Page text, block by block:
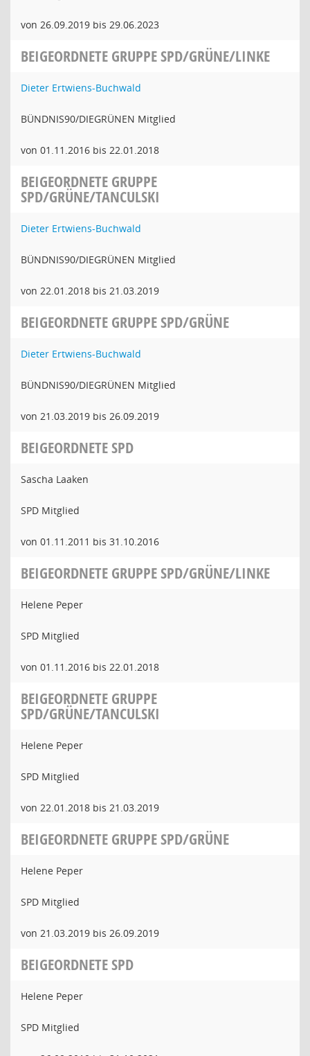
von 26.09.2019 bis 29.06.2023
BEIGEORDNETE GRUPPE SPD/GRÜNE/LINKE
Dieter Ertwiens-Buchwald
BÜNDNIS90/DIEGRÜNEN Mitglied
von 01.11.2016 bis 22.01.2018
BEIGEORDNETE GRUPPE
SPD/GRÜNE/TANCULSKI
Dieter Ertwiens-Buchwald
BÜNDNIS90/DIEGRÜNEN Mitglied
von 22.01.2018 bis 21.03.2019
BEIGEORDNETE GRUPPE SPD/GRÜNE
Dieter Ertwiens-Buchwald
BÜNDNIS90/DIEGRÜNEN Mitglied
von 21.03.2019 bis 26.09.2019
BEIGEORDNETE SPD
Sascha Laaken
SPD Mitglied
von 01.11.2011 bis 31.10.2016
BEIGEORDNETE GRUPPE SPD/GRÜNE/LINKE
Helene Peper
SPD Mitglied
von 01.11.2016 bis 22.01.2018
BEIGEORDNETE GRUPPE
SPD/GRÜNE/TANCULSKI
Helene Peper
SPD Mitglied
von 22.01.2018 bis 21.03.2019
BEIGEORDNETE GRUPPE SPD/GRÜNE
Helene Peper
SPD Mitglied
von 21.03.2019 bis 26.09.2019
BEIGEORDNETE SPD
Helene Peper
SPD Mitglied